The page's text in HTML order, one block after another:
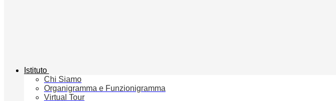
Istituto
Chi Siamo
Organigramma e Funzionigramma
Virtual Tour